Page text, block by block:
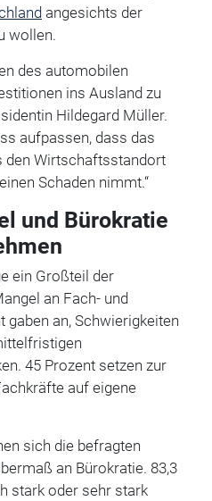
angesichts der
wollen.
des automobilen
ins Ausland zu
Hildegard Müller.
aufpassen, dass das
den Wirtschaftsstandort
Schaden nimmt.“
und Bürokratie
ein Großteil der
an Fach- und
gaben an, Schwierigkeiten
45 Prozent setzen zur
auf eigene
sich die befragten
an Bürokratie. 83,3
stark oder sehr stark